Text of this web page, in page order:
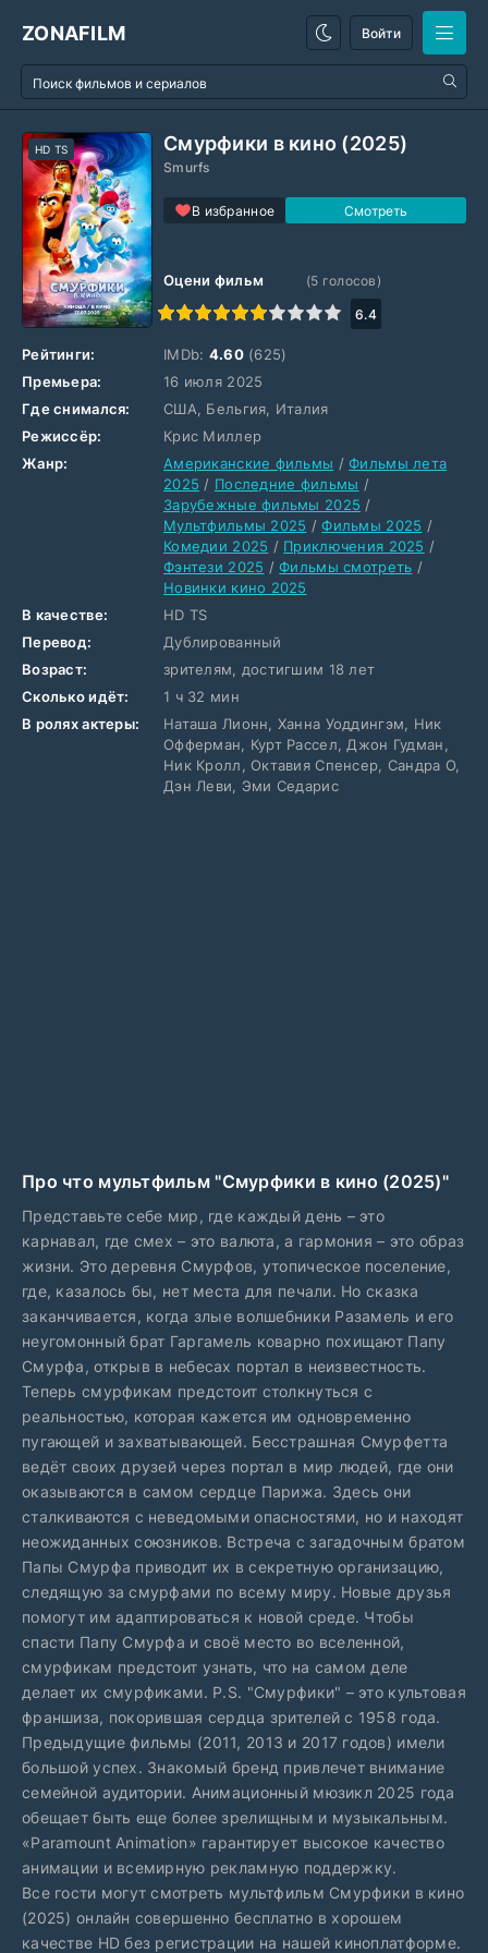
ZONAFILM Войти
Смурфики в кино (2025)
Smurfs
В избранное
HD TS
Оцени фильм
1
2 3 4 5 6 7 8 9 10
(5 голосов)
6.4
Рейтинги: IMDb: 4.60(625)
Премьера:
16 июля 2025
Где снимался:
США, Бельгия, Италия
Режиссёр:
Крис Миллер
Жанр:
Американские фильмы /Фильмы лета
2025 / Последние фильмы /
Зарубежные фильмы 2025 /
Мультфильмы 2025 /Фильмы 2025 /
Комедии 2025 / Приключения 2025 /
Фэнтези 2025 /Фильмы смотреть /
Новинки кино 2025
В качестве:
HD TS
Перевод:
Дублированный
Возраст:
зрителям, достигшим 18 лет
Сколько идёт:
1 ч 32 мин
В ролях актеры:
Наташа Лионн, Ханна Уоддингэм, Ник
Офферман, Курт Рассел, Джон Гудман,
Ник Кролл, Октавия Спенсер, Сандра О,
Дэн Леви, Эми Седарис
Про что мультфильм "Смурфики в кино (2025)"
Представьте себе мир, где каждый день – это
карнавал, где смех – это валюта, а гармония – это образ
жизни. Это деревня Смурфов, утопическое поселение,
где, казалось бы, нет места для печали. Но сказка
заканчивается, когда злые волшебники Разамель и его
неугомонный брат Гаргамель коварно похищают Папу
Смурфа, открыв в небесах портал в неизвестность.
Теперь смурфикам предстоит столкнуться с
реальностью, которая кажется им одновременно
пугающей и захватывающей. Бесстрашная Смурфетта
ведёт своих друзей через портал в мир людей, где они
оказываются в самом сердце Парижа. Здесь они
сталкиваются с неведомыми опасностями, но и находят
неожиданных союзников. Встреча с загадочным братом
Папы Смурфа приводит их в секретную организацию,
следящую за смурфами по всему миру. Новые друзья
помогут им адаптироваться к новой среде. Чтобы
спасти Папу Смурфа и своё место во вселенной,
смурфикам предстоит узнать, что на самом деле
делает их смурфиками. P.S. "Смурфики" – это культовая
франшиза, покорившая сердца зрителей с 1958 года.
Предыдущие фильмы (2011, 2013 и 2017 годов) имели
большой успех. Знакомый бренд привлечет внимание
семейной аудитории. Анимационный мюзикл 2025 года
обещает быть еще более зрелищным и музыкальным.
«Paramount Animation» гарантирует высокое качество
анимации и всемирную рекламную поддержку.
Все гости могут смотреть мультфильм Смурфики в кино
(2025) онлайн совершенно бесплатно в хорошем
качестве HD без регистрации на нашей киноплатформе.